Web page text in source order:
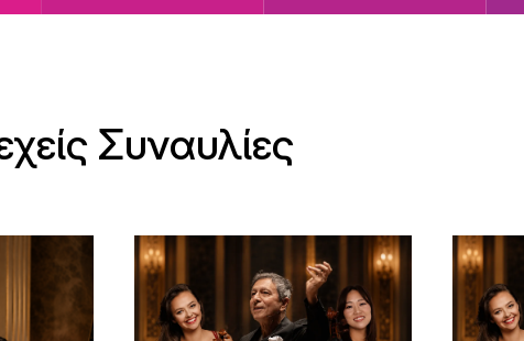
Συναυλίες